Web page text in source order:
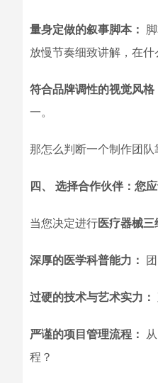
量身定做的叙事脚本：
放慢节奏细致讲解，在什
符合品牌调性的视觉风格
一。
那怎么判断一个制作团队
四、 选择合作伙伴：您
当您决定进行医疗器械三
深厚的医学科普能力：
过硬的技术与艺术实力：
严谨的项目管理流程：
程？